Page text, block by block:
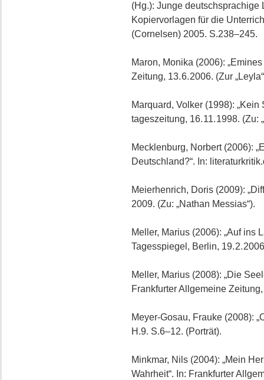
(Hg.): Junge deutschsprachige
Kopiervorlagen für die
(Cornelsen) 2005. S.238–245.
Maron, Monika (2006):
Zeitung, 13. 6. 2006. (Zur
Marquard, Volker (1998):
tageszeitung, 16. 11. 1998. (Zu:
Mecklenburg, Norbert (2006):
Deutschland?“. In:
Meierhenrich, Doris (2009):
2009. (Zu: „Nathan Messias“).
Meller, Marius (2006): „Auf ins
Tagesspiegel, Berlin, 19. 2.
Meller, Marius (2008): „Die
Frankfurter Allgemeine Zeitung,
Meyer-Gosau, Frauke (2008):
H.9. S.6–12. (Porträt).
Minkmar, Nils (2004): „Mein
Wahrheit“. In: Frankfurter